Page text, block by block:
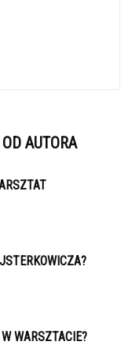
AUTORA
WARSZTACIE?